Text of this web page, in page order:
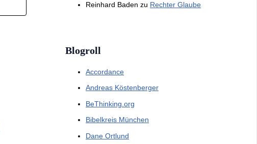
Reinhard Baden zu Rechter Glaube
Blogroll
Accordance
Andreas Köstenberger
BeThinking.org
Bibelkreis München
Dane Ortlund